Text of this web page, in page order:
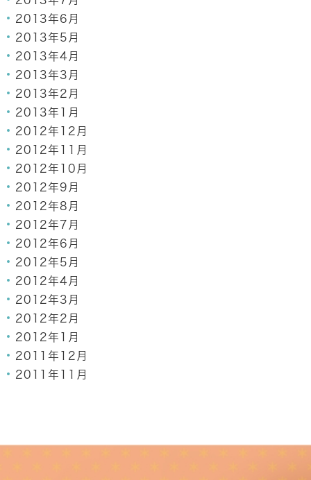
2013年6月
2013年5月
2013年4月
2013年3月
2013年2月
2013年1月
2012年12月
2012年11月
2012年10月
2012年9月
2012年8月
2012年7月
2012年6月
2012年5月
2012年4月
2012年3月
2012年2月
2012年1月
2011年12月
2011年11月